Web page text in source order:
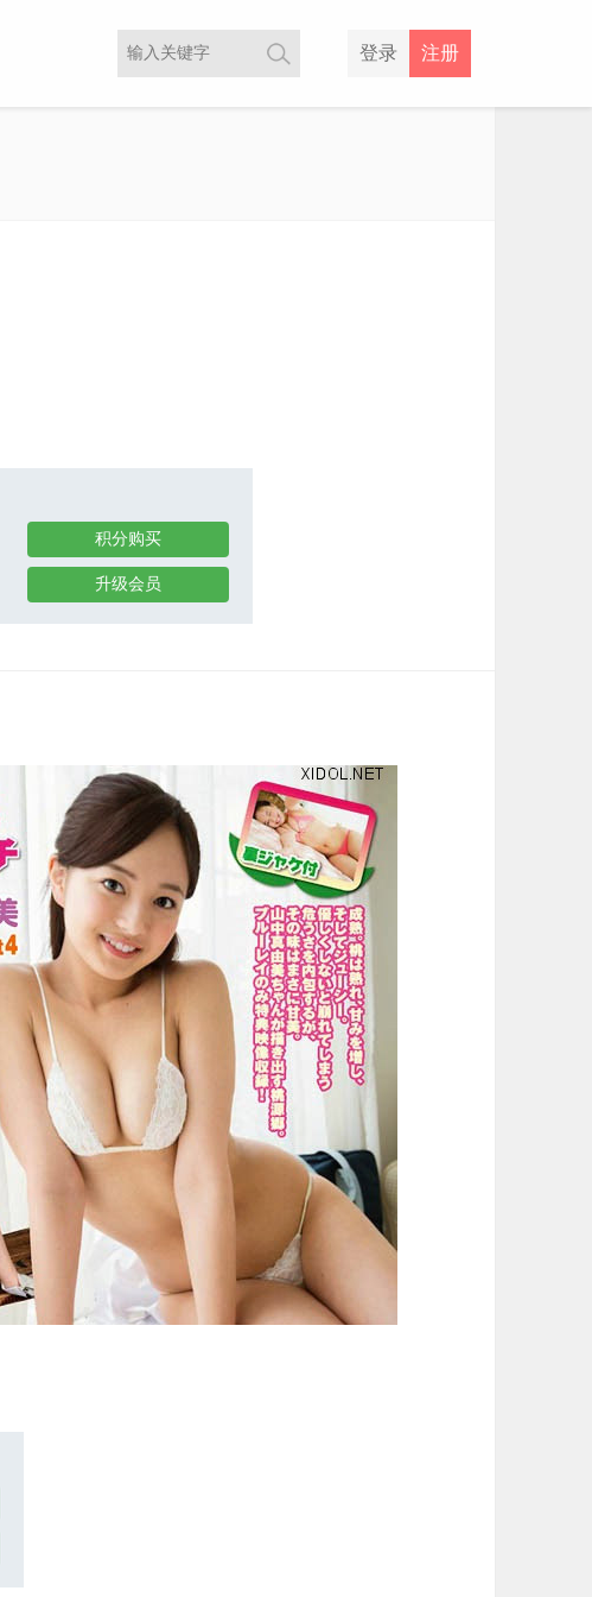
注册
登录
积分购买
升级会员